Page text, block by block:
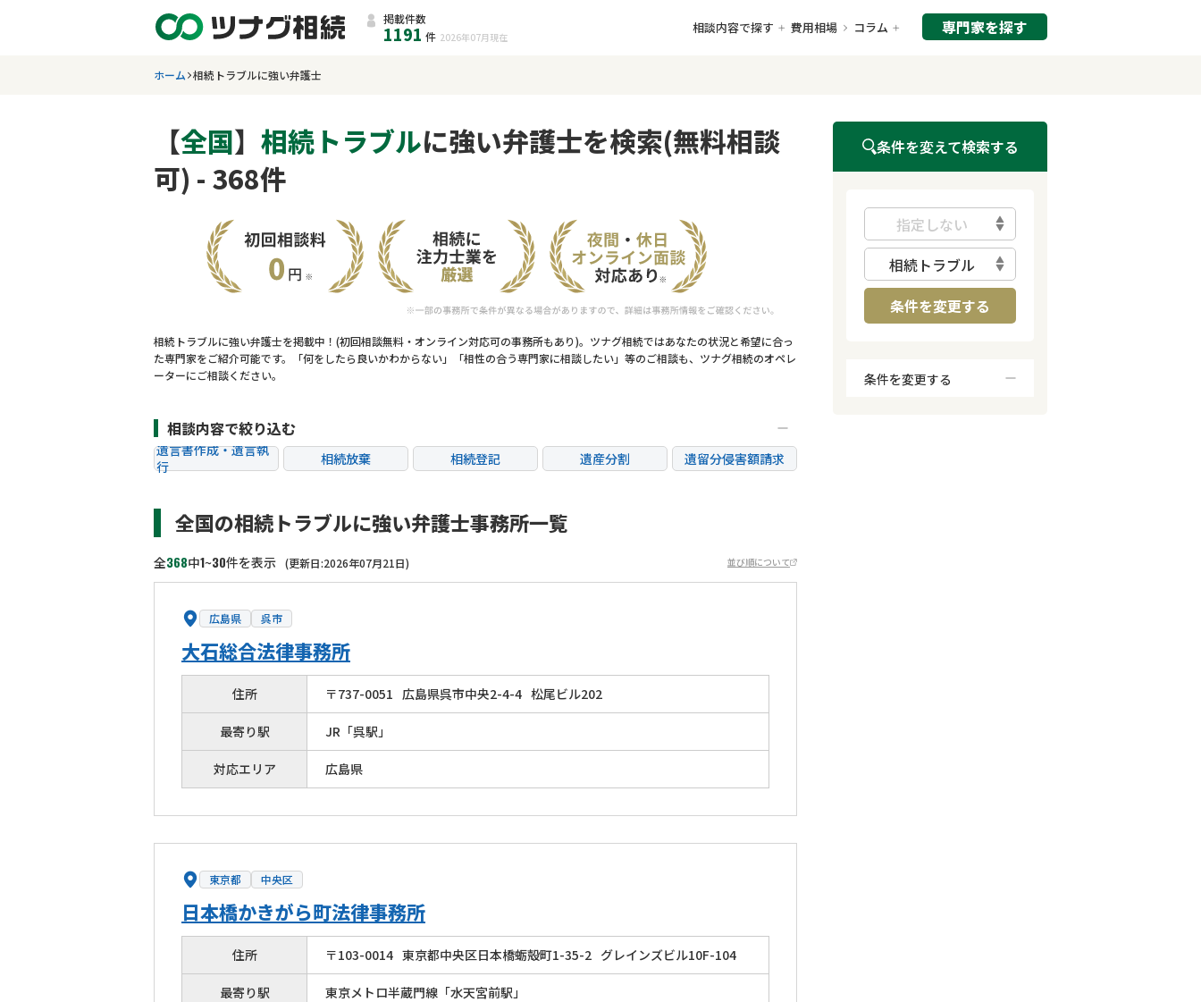
掲載件数
1191 件 2026年07月 現在
相談内容で探す 費用相場 コラム 専門家を探す
ホーム 相続トラブルに強い弁護士
【全国】 相続トラブルに強い弁護士を検索(無料相談
可) - 368件
相続トラブルに強い弁護士を掲載中！(初回相談無料・オンライン対応可の事務所もあり)。ツナグ相続ではあなたの状況と希望に合っ
た専門家をご紹介可能です。「何をしたら良いかわからない」「相性の合う専門家に相談したい」等のご相談も、ツナグ相続のオペレ
ーターにご相談ください。
相談内容で絞り込む
遺言書作成・遺言執
行
相続放棄 相続登記 遺産分割
遺留分侵害額請求
贈与税
生前対策 相続人調査
全国の相続トラブルに強い弁護士事務所一覧
全368中1~30件を表示 (更新日:2026年07月21日) 並び順について
広島県 呉市
大石総合法律事務所
住所 〒737-0051 広島県呉市中央2-4-4 松尾ビル202
最寄り駅 JR「呉駅」
対応エリア 広島県
東京都 中央区
日本橋かきがら町法律事務所
住所 〒103-0014 東京都中央区日本橋蛎殻町1-35-2 グレインズビル10F-104
最寄り駅 東京メトロ半蔵門線「水天宮前駅」
条件を変えて検索する
指定しない
相続トラブル
条件を変更する
条件を変更する